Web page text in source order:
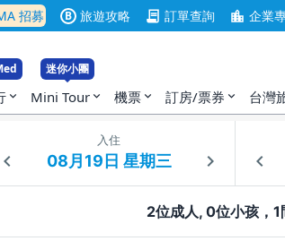
招募 B 旅遊攻略 contract 訂單查詢 location_city 企業
expand_more
迷你小團
Mini Tour expand_more 機票 expand_more 訂房/票券 expand_more 台灣
入住
2位成人, 0位小孩，1